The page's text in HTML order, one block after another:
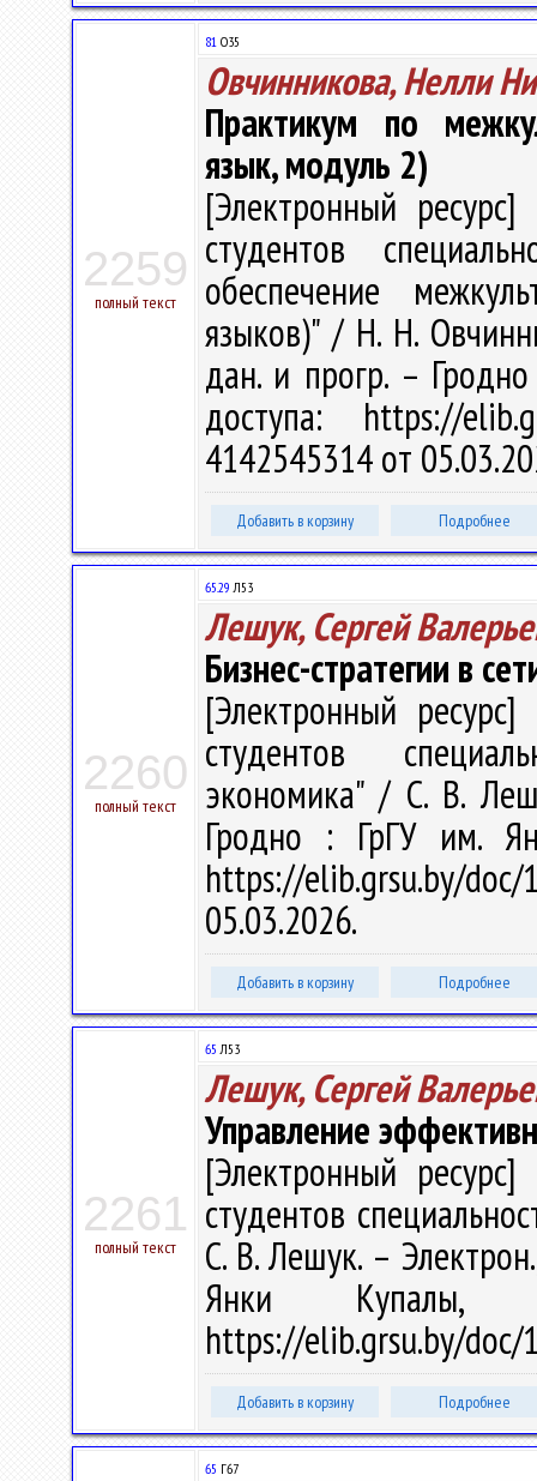
2259
полный текст
81 О35
Овчинникова, Нелли
Практикум по
язык, модуль 2)
[Электронный
студентов
обеспечение
языков)" / Н. Н.
дан. и прогр. –
доступа: https://
4142545314 от
Добавить в корзину Подробнее
2260
полный текст
65.29 Л53
Лешук, Сергей
Бизнес-стратегии в
[Электронный
студентов
экономика" / С. В.
Гродно : ГрГУ им.
https://elib.grsu.by/
05.03.2026.
Добавить в корзину Подробнее
2261
полный текст
65 Л53
Лешук, Сергей
Управление
[Электронный
студентов
С. В. Лешук. –
Янки
https://elib.grsu.by/doc/
Добавить в корзину Подробнее
65 Г67